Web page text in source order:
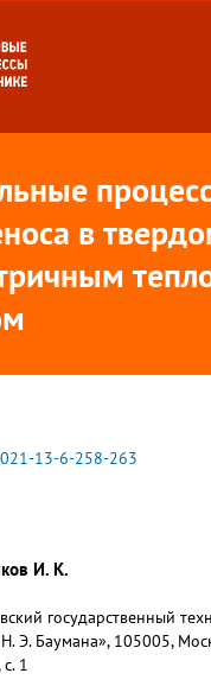
в
13-6-258-263
И. К.
государственный
Э. Баумана», 105005,
1